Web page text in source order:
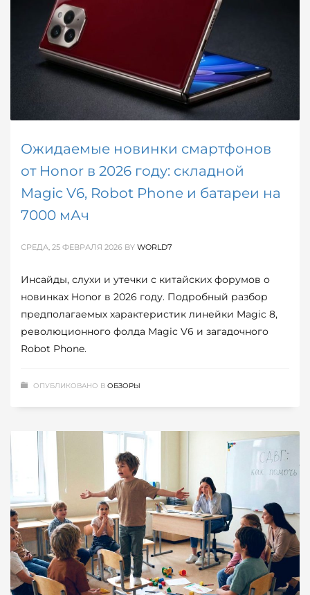
Ожидаемые новинки смартфонов
от Honor в 2026 году: складной
Magic V6, Robot Phone и батареи на
7000 мАч
СРЕДА, 25 ФЕВРАЛЯ 2026 BY WORLD7
Инсайды, слухи и утечки с китайских форумов о
новинках Honor в 2026 году. Подробный разбор
предполагаемых характеристик линейки Magic 8,
революционного фолда Magic V6 и загадочного
Robot Phone.
ОПУБЛИКОВАНО В ОБЗОРЫ